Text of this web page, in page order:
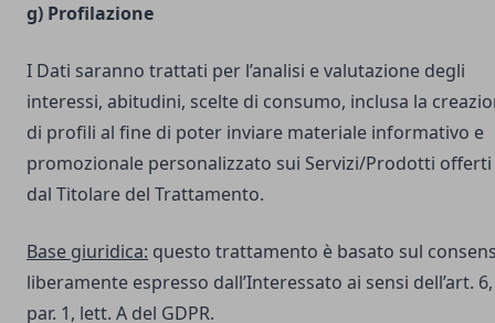
g) Profilazione
I Dati saranno trattati per l’analisi e valutazione degli
interessi, abitudini, scelte di consumo, inclusa la
di profili al fine di poter inviare materiale informativo e
promozionale personalizzato sui Servizi/Prodotti offerti
dal Titolare del Trattamento.
Base giuridica: questo trattamento è basato sul
liberamente espresso dall’Interessato ai sensi dell’art. 6,
par. 1, lett. A del GDPR.